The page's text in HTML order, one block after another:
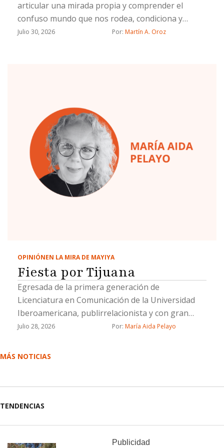
articular una mirada propia y comprender el
confuso mundo que nos rodea, condiciona y
define.
Julio 30, 2026 Por: Martín A. Oroz
OPINIÓNEN LA MIRA DE MAYIYA
Fiesta por Tijuana
Egresada de la primera generación de
Licenciatura en Comunicación de la Universidad
Iberoamericana, publirrelacionista y con gran
trayectoria como editora de sociales.
Julio 28, 2026 Por: María Aida Pelayo
MÁS NOTICIAS
TENDENCIAS
Publicidad